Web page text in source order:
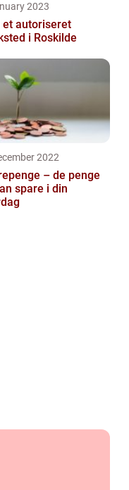
2023
et autoriseret
i Roskilde
2022
– de penge
spare i din